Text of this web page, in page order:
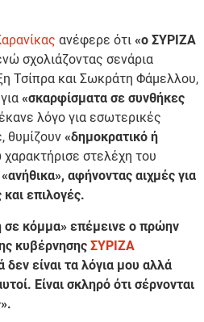
ανέφερε ότι «ο ΣΥΡΙΖΑ
σχολιάζοντας σενάρια
Τσίπρα και Σωκράτη Φάμελλου,
«σκαρφίσματα σε συνθήκες
λόγο για εσωτερικές
θυμίζουν«δημοκρατικό ή
χαρακτήρισε στελέχη του
αφήνοντας αιχμές για
επιλογές.
σε κόμμα» επέμεινε ο πρώην
κυβέρνησηςΣΥΡΙΖΑ
είναι τα λόγια μου αλλά
Είναι σκληρό ότι σέρνονται